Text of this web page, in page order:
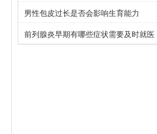
男性包皮过长是否会影响生育能力
前列腺炎早期有哪些症状需要及时就医